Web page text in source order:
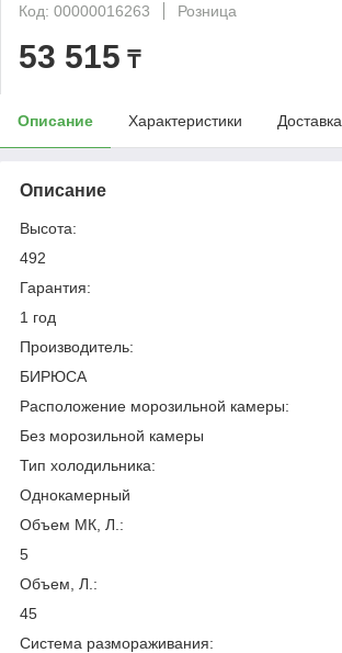
Код: 00000016263
Розница
53 515 ₸
Описание Характеристики Доставка
Описание
Высота:
492
Гарантия:
1 год
Производитель:
БИРЮСА
Расположение морозильной камеры:
Без морозильной камеры
Тип холодильника:
Однокамерный
Объем МК, Л.:
5
Объем, Л.:
45
Система размораживания: